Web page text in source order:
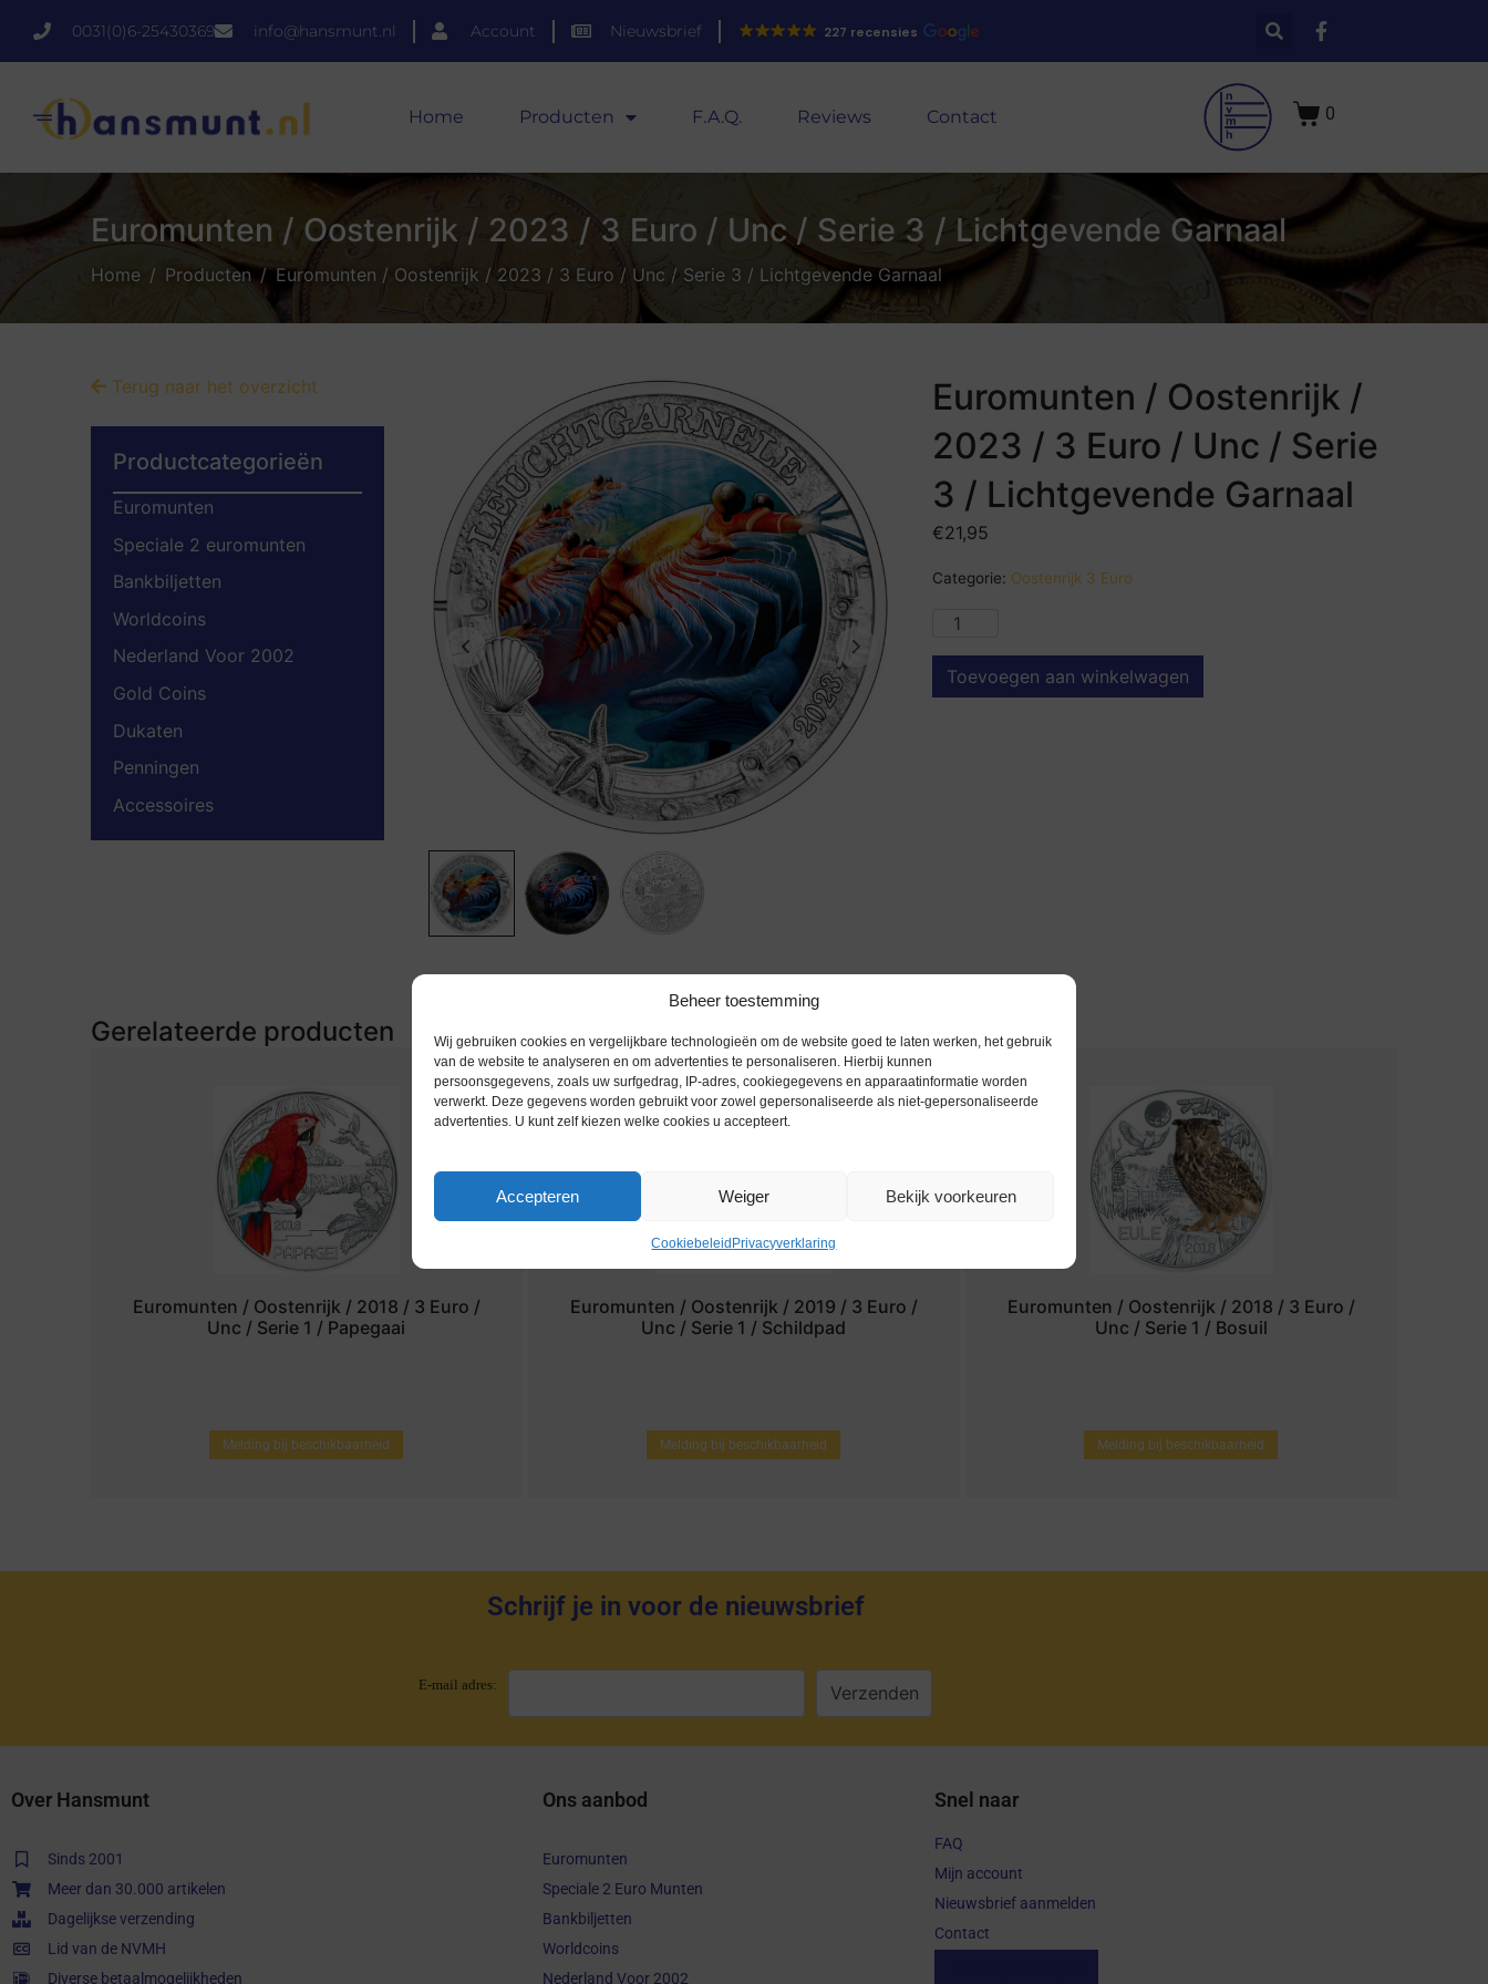
Beheer toestemming
Wij gebruiken cookies en vergelijkbare technologieën om de website goed te laten werken, het gebruik
van de website te analyseren en om advertenties te personaliseren. Hierbij kunnen
persoonsgegevens, zoals uw surfgedrag, IP-adres, cookiegegevens en apparaatinformatie worden
verwerkt. Deze gegevens worden gebruikt voor zowel gepersonaliseerde als niet-gepersonaliseerde
advertenties. U kunt zelf kiezen welke cookies u accepteert.
Accepteren Weiger Bekijk voorkeuren
Cookiebeleid Privacyverklaring
0031(0)6-25430369 info@hansmunt.nl Account Nieuwsbrief 227 recensies
Home Producten F.A.Q. Reviews Contact 0
Euromunten / Oostenrijk / 2023 / 3 Euro / Unc / Serie 3 / Lichtgevende Garnaal
Home Producten Euromunten / Oostenrijk / 2023 / 3 Euro / Unc / Serie 3 / Lichtgevende Garnaal
Euromunten / Oostenrijk /
2023 / 3 Euro / Unc / Serie
3 / Lichtgevende Garnaal
€21,95
Categorie: Oostenrijk 3 Euro
Toevoegen aan winkelwagen
Terug naar het overzicht
Productcategorieën
Euromunten
Speciale 2 euromunten
Bankbiljetten
Worldcoins
Nederland Voor 2002
Gold Coins
Dukaten
Penningen
Accessoires
Gerelateerde producten
Euromunten / Oostenrijk / 2018 / 3 Euro /
Unc / Serie 1 / Papegaai
Melding bij beschikbaarheid
Euromunten / Oostenrijk / 2019 / 3 Euro /
Unc / Serie 1 / Schildpad
Melding bij beschikbaarheid
Euromunten / Oostenrijk / 2018 / 3 Euro /
Unc / Serie 1 / Bosuil
Melding bij beschikbaarheid
Schrijf je in voor de nieuwsbrief
E-mail adres:
Over Hansmunt
Sinds 2001
Meer dan 30.000 artikelen
Dagelijkse verzending
Lid van de NVMH
Diverse betaalmogelijkheden
Ons aanbod
Euromunten
Speciale 2 Euro Munten
Bankbiljetten
Worldcoins
Nederland Voor 2002
Snel naar
FAQ
Mijn account
Nieuwsbrief aanmelden
Contact